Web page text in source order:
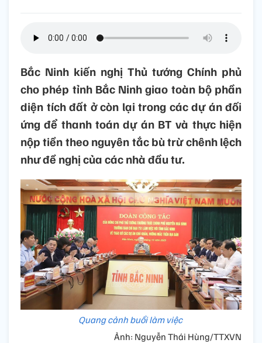
Bắc Ninh kiến nghị Thủ tướng Chính phủ
cho phép tỉnh Bắc Ninh giao toàn bộ phần
diện tích đất ở còn lại trong các dự án đối
ứng để thanh toán dự án BT và thực hiện
nộp tiền theo nguyên tắc bù trừ chênh lệch
như đề nghị của các nhà đầu tư.
Quang cảnh buổi làm việc
Ảnh: Nguyễn Thái Hùng/TTXVN